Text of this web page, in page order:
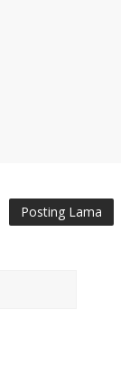
Posting Lama